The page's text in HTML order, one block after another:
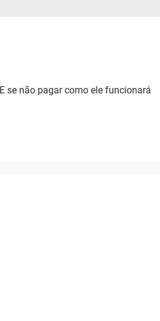
se não pagar como ele funcionará